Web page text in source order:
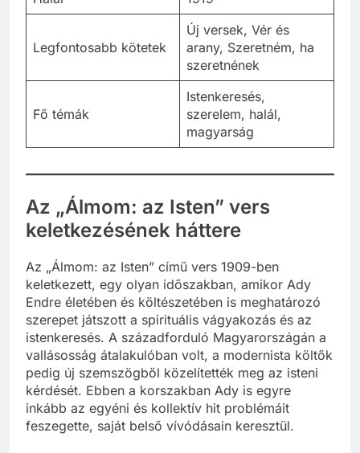
Legfontosabb kötetek
Új versek, Vér és
arany, Szeretném, ha
szeretnének
Fő témák
Istenkeresés,
szerelem, halál,
magyarság
Az „Álmom: az Isten” vers
keletkezésének háttere
Az „Álmom: az Isten” című vers 1909-ben
keletkezett, egy olyan időszakban, amikor Ady
Endre életében és költészetében is meghatározó
szerepet játszott a spirituális vágyakozás és az
istenkeresés. A századforduló Magyarországán a
vallásosság átalakulóban volt, a modernista költők
pedig új szemszögből közelítették meg az isteni
kérdését. Ebben a korszakban Ady is egyre
inkább az egyéni és kollektív hit problémáit
feszegette, saját belső vívódásain keresztül.